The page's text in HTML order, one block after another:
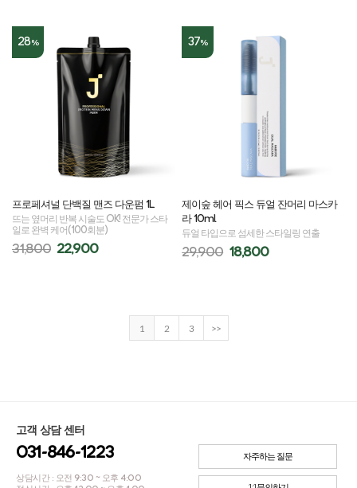
28%
프로페셔널 단백질 맨즈 다운펌 1L
뜨는 옆머리 반복 시술도 OK! 전문가 스타
일로 완벽 케어(100회분)
31,800 22,900
37%
제이숲 헤어 픽스 듀얼 잔머리 마스카
라 10ml
듀얼 타입으로 섬세한 스타일링 연출
29,900 18,800
1 2 3 >>
고객 상담 센터
031-846-1223
상담시간 : 오전 9:30 ~ 오후 4:00
자주하는 질문